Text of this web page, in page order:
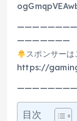
———————
スポンサーは
https://
目次